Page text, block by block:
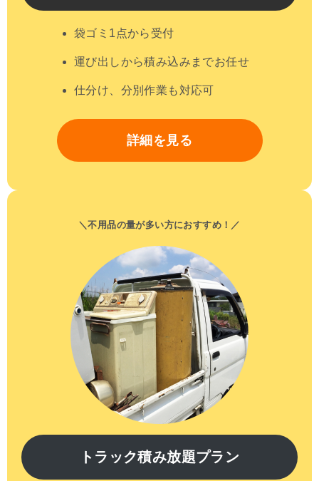
袋ゴミ1点から受付
運び出しから積み込みまでお任せ
仕分け、分別作業も対応可
詳細を見る
＼不用品の量が多い方におすすめ！／
トラック積み放題プラン